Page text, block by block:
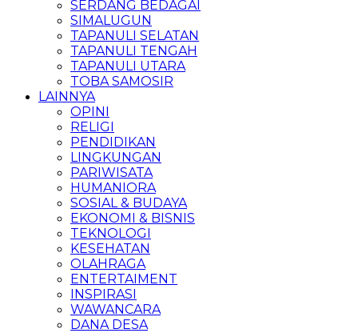
SERDANG BEDAGAI
SIMALUGUN
TAPANULI SELATAN
TAPANULI TENGAH
TAPANULI UTARA
TOBA SAMOSIR
LAINNYA
OPINI
RELIGI
PENDIDIKAN
LINGKUNGAN
PARIWISATA
HUMANIORA
SOSIAL & BUDAYA
EKONOMI & BISNIS
TEKNOLOGI
KESEHATAN
OLAHRAGA
ENTERTAIMENT
INSPIRASI
WAWANCARA
DANA DESA